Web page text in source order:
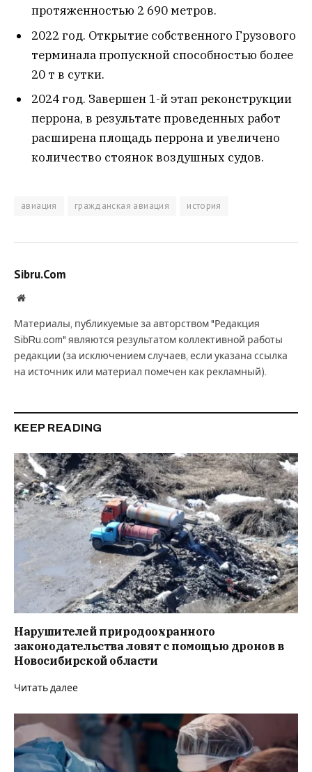
протяженностью 2 690 метров.
2022 год. Открытие собственного Грузового
терминала пропускной способностью более
20 т в сутки.
2024 год. Завершен 1-й этап реконструкции
перрона, в результате проведенных работ
расширена площадь перрона и увеличено
количество стоянок воздушных судов.
авиация гражданская авиация история
Sibru.Com
Website
Материалы, публикуемые за авторством "Редакция
SibRu.com" являются результатом коллективной работы
редакции (за исключением случаев, если указана ссылка
на источник или материал помечен как рекламный).
KEEP READING
Нарушителей природоохранного
законодательства ловят с помощью дронов в
Новосибирской области
Читать далее